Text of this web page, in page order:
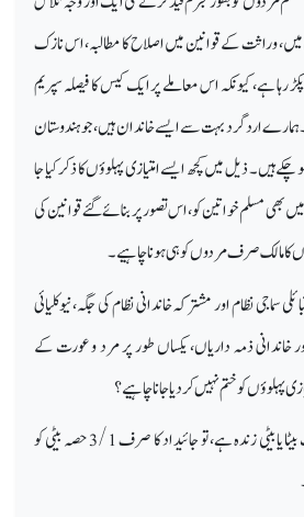
وراثت کے قوانین میں اصلاح کا مطالبہ، اس نازک
ہے، کیونکہ اس معاملے پر ایک کیس کا فیصلہ سپریم
ارد گرد بہت سے ایسے خاندان ہیں، جو ہندوستان
ہیں۔ ذیل میں کچھ ایسے امتیازی پہلوؤں کا ذکر کیا جا
بھی مسلم خواتین کو، اس تصور پر بنائے گئے قوانین کی
کا مالک صرف مردوں کو ہی ہونا چاہیے۔
سماجی نظام اور مشترکہ خاندانی نظام کی جگہ، نیوکلیائی
خاندانی ذمہ داریاں، یکساں طور پر مرد و عورت کے
پہلوؤں کو ختم نہیں کر دیا جانا چاہیے؟
1. اگر فوت ہونے والے کا ایک بیٹا یا بیٹی زندہ ہے، تو جائیداد کا صرف 3/1 حصہ بیٹی کو